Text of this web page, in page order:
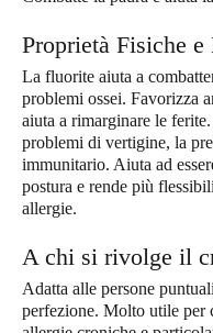
Proprietà Fisiche
La fluorite aiuta a
problemi ossei. Favorizza
aiuta a rimarginare le
problemi di vertigine, la
immunitario. Aiuta ad
postura e rende più
allergie.
A chi si rivolge il
Adatta alle persone
perfezione. Molto utile per